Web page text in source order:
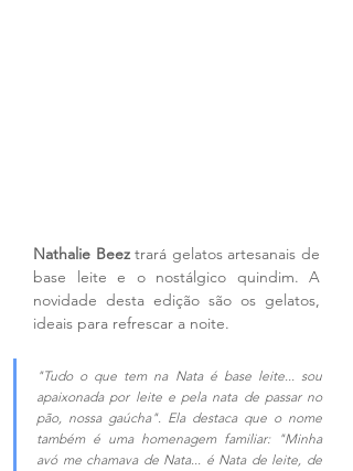
Nathalie Beez trará gelatos artesanais de
base leite e o nostálgico quindim. A
novidade desta edição são os gelatos,
ideais para refrescar a noite.
"Tudo o que tem na Nata é base leite... sou
apaixonada por leite e pela nata de passar no
pão, nossa gaúcha". Ela destaca que o nome
também é uma homenagem familiar: "Minha
avó me chamava de Nata... é Nata de leite, de